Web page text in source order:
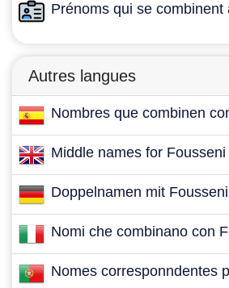
Prénoms qui se combinent
Autres langues
Nombres que combinen
Middle names for Fousseni
Doppelnamen mit Fousseni
Nomi che combinano con
Nomes corresponndentes